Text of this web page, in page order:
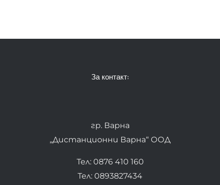
За контакт:
гр. Варна
„Дистанционни Варна“ ООД
Тел: 0876 410 160
Тел: 0893827434